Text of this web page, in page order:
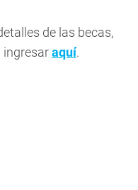
de las becas,
ingresaraquí.